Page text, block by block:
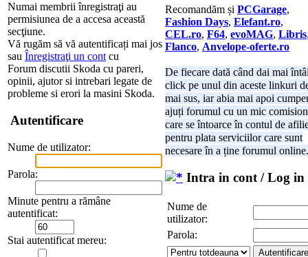
Numai membrii înregistraţi au
permisiunea de a accesa această
secţiune.
Vă rugăm să vă autentificați mai jos
sau Înregistraţi un cont cu
Forum discutii Skoda cu pareri,
opinii, ajutor si intrebari legate de
probleme si erori la masini Skoda.
Autentificare
Nume de utilizator:
Parola:
Minute pentru a rămâne
autentificat:
Stai autentificat mereu:
Recomandăm și PCGarage,
Fashion Days, Elefant.ro,
CEL.ro, F64, evoMAG, Libris
Flanco, Anvelope-oferte.ro
De fiecare dată când dai mai
click pe unul din aceste linkuri
mai sus, iar abia mai apoi
ajuți forumul cu un mic comision
care se întoarce în contul de
pentru plata serviciilor care sunt
necesare în a ține forumul online.
Intra in cont / Log in
Nume de
utilizator:
Parola: